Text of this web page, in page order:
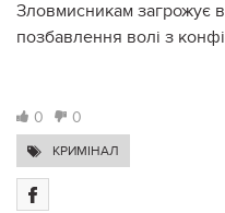
Зловмисникам загрожує
позбавлення волі з
0 0
КРИМІНАЛ